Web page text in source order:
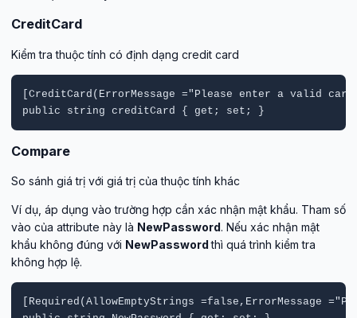
CreditCard
Kiểm tra thuộc tính có định dạng credit card
[CreditCard(ErrorMessage ="Please enter a valid
public string creditCard { get; set; }
Compare
So sánh giá trị với giá trị của thuộc tính khác
Ví dụ, áp dụng vào trường hợp cần xác nhận mật khẩu. Tham số
vào của attribute này là NewPassword. Nếu xác nhận mật
khẩu không đúng với NewPasswordthì quá trình kiểm tra
không hợp lệ.
[Required(AllowEmptyStrings =false,ErrorMessage